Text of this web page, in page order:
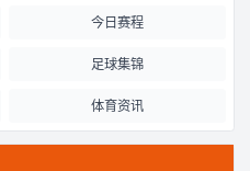
今日赛程
足球集锦
体育资讯